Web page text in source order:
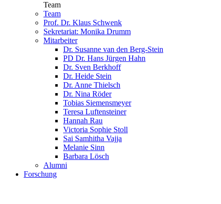
Team
Team
Prof. Dr. Klaus Schwenk
Sekretariat: Monika Drumm
Mitarbeiter
Dr. Susanne van den Berg-Stein
PD Dr. Hans Jürgen Hahn
Dr. Sven Berkhoff
Dr. Heide Stein
Dr. Anne Thielsch
Dr. Nina Röder
Tobias Siemensmeyer
Teresa Luftensteiner
Hannah Rau
Victoria Sophie Stoll
Sai Samhitha Vajja
Melanie Sinn
Barbara Lösch
Alumni
Forschung